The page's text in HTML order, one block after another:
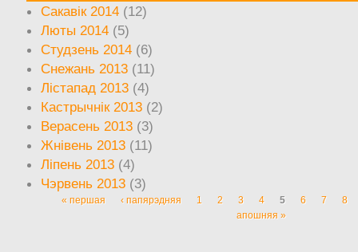
Сакавік 2014 (12)
Люты 2014 (5)
Студзень 2014 (6)
Снежань 2013 (11)
Лістапад 2013 (4)
Кастрычнік 2013 (2)
Верасень 2013 (3)
Жнівень 2013 (11)
Ліпень 2013 (4)
Чэрвень 2013 (3)
Старонкі
« першая ‹ папярэдняя 1 2 3 4 5 6 7
8
апошняя »